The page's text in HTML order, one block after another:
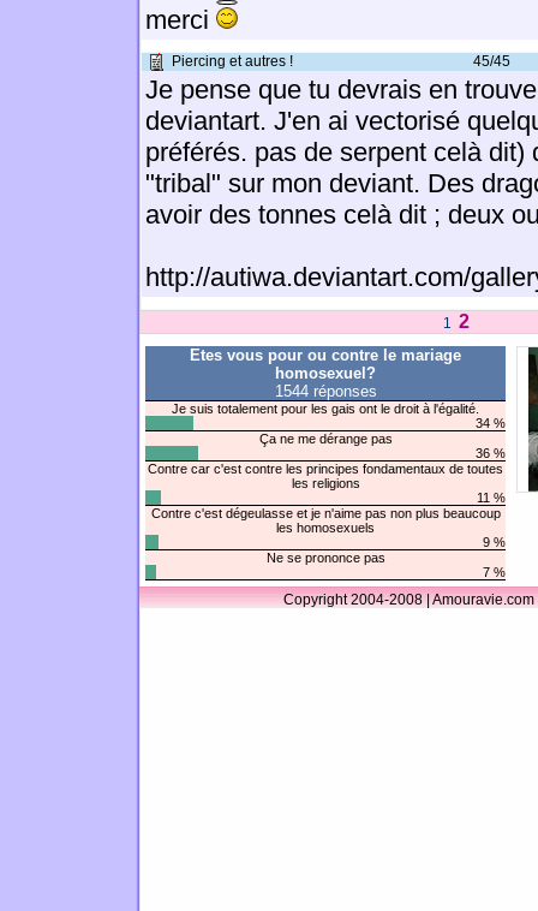
merci
Piercing et autres ! 45/45
Je pense que tu devrais en
deviantart. J'en ai vectorisé
préférés. pas de serpent celà dit)
"tribal" sur mon deviant. Des
avoir des tonnes celà dit ; deux
http://autiwa.deviantart.com/
1 2
Etes vous pour ou contre le mariage
homosexuel?
1544 réponses
Je suis totalement pour les gais ont le droit à l'égalité.
34 %
Ça ne me dérange pas
36 %
Contre car c'est contre les principes fondamentaux de toutes
les religions
11 %
Contre c'est dégeulasse et je n'aime pas non plus beaucoup
les homosexuels
9 %
Ne se prononce pas
7 %
Copyright 2004-2008 |